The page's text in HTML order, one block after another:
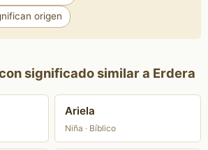
origen
significado similar a Erdera
Ariela
Niña · Bíblico